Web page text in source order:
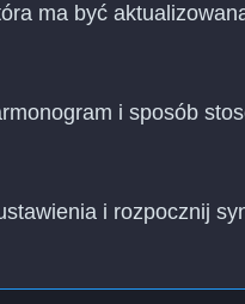
ma być
i sposób
i rozpocznij